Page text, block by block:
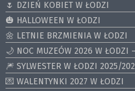
🌷 DZIEŃ KOBIET W ŁODZI
🎃 HALLOWEEN W ŁODZI
🌼 LETNIE BRZMIENIA W ŁODZI
🌙 NOC MUZEÓW 2026 W ŁODZI
🎆 SYLWESTER W ŁODZI 2025/
💌 WALENTYNKI 2027 W ŁODZI